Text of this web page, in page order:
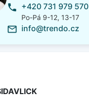
phone +420 731 979 570
Po-Pá 9-12, 13-17
mail_outline info@trendo.cz